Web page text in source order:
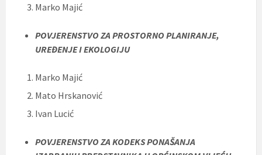
Marko Majić
POVJERENSTVO ZA PROSTORNO PLANIRANJE,
UREĐENJE I EKOLOGIJU
Marko Majić
Mato Hrskanović
Ivan Lucić
POVJERENSTVO ZA KODEKS PONAŠANJA